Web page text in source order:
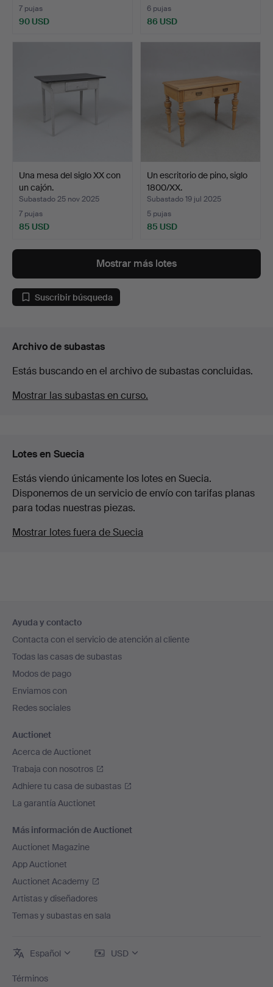
7 pujas
90 USD
6 pujas
86 USD
Una mesa del siglo XX con
un cajón.
Subastado 25 nov 2025
7 pujas
85 USD
Un escritorio de pino, siglo
1800/XX.
Subastado 19 jul 2025
5 pujas
85 USD
Mostrar más lotes
Suscribir búsqueda
Archivo de subastas
Estás buscando en el archivo de subastas concluidas.
Mostrar las subastas en curso.
Lotes en Suecia
Estás viendo únicamente los lotes en Suecia.
Disponemos de un servicio de envío con tarifas planas
para todas nuestras piezas.
Mostrar lotes fuera de Suecia
en
el
pie
de
página
Ayuda y contacto
Contacta con el servicio de atención al cliente
Todas las casas de subastas
Modos de pago
Enviamos con
Redes sociales
Auctionet
Acerca de Auctionet
Trabaja con nosotros
Adhiere tu casa de subastas
La garantía Auctionet
Más información de Auctionet
Auctionet Magazine
App Auctionet
Auctionet Academy
Artistas y diseñadores
Temas y subastas en sala
Español USD
Términos